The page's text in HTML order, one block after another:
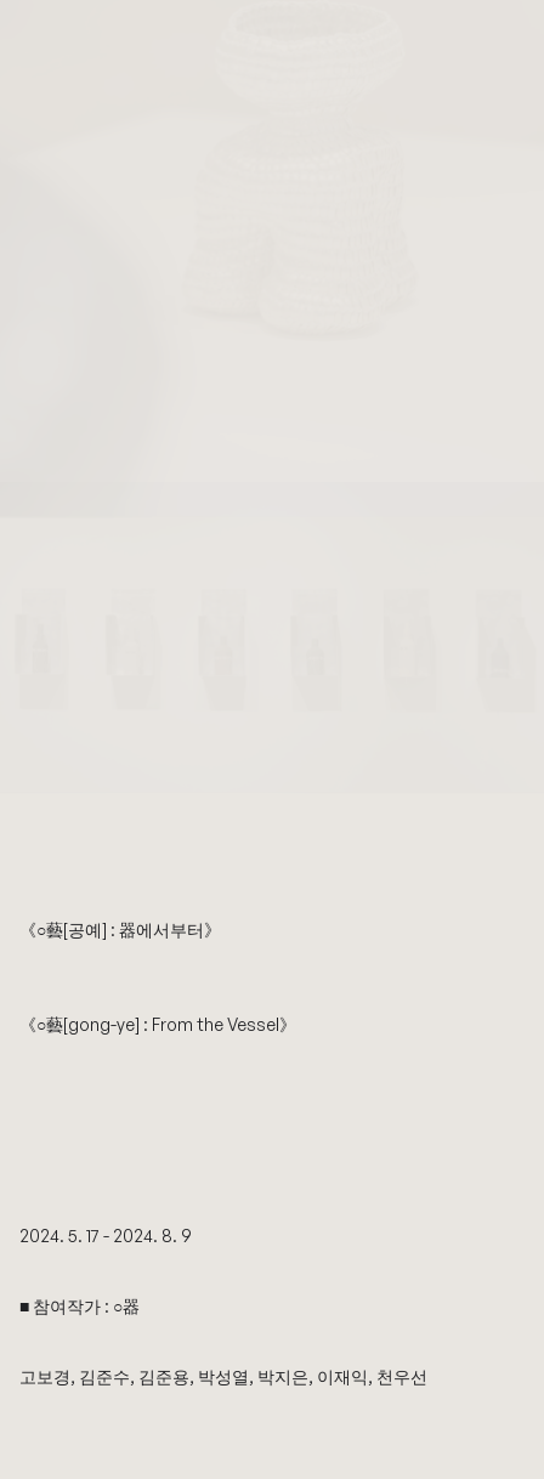
《○藝[공예] : 器에서부터》
《○藝[gong-ye] : From the Vessel》
2024. 5. 17 - 2024. 8. 9
■ 참여작가 : ○器
고보경, 김준수, 김준용, 박성열, 박지은, 이재익, 천우선